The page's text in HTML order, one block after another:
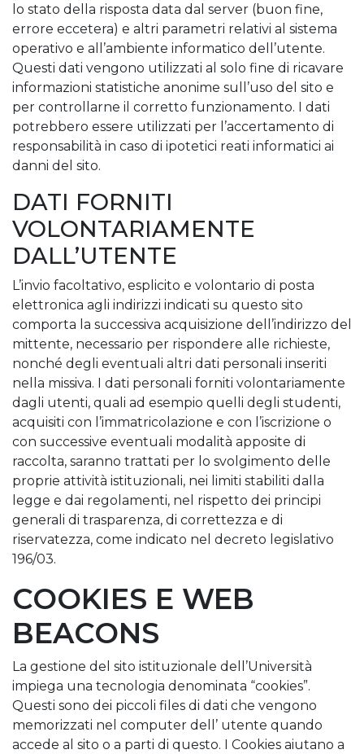
lo stato della risposta data dal server (buon fine,
errore eccetera) e altri parametri relativi al sistema
operativo e all’ambiente informatico dell’utente.
Questi dati vengono utilizzati al solo fine di ricavare
informazioni statistiche anonime sull’uso del sito e
per controllarne il corretto funzionamento. I dati
potrebbero essere utilizzati per l’accertamento di
responsabilità in caso di ipotetici reati informatici ai
danni del sito.
DATI FORNITI
VOLONTARIAMENTE
DALL’UTENTE
L’invio facoltativo, esplicito e volontario di posta
elettronica agli indirizzi indicati su questo sito
comporta la successiva acquisizione dell’indirizzo del
mittente, necessario per rispondere alle richieste,
nonché degli eventuali altri dati personali inseriti
nella missiva. I dati personali forniti volontariamente
dagli utenti, quali ad esempio quelli degli studenti,
acquisiti con l’immatricolazione e con l’iscrizione o
con successive eventuali modalità apposite di
raccolta, saranno trattati per lo svolgimento delle
proprie attività istituzionali, nei limiti stabiliti dalla
legge e dai regolamenti, nel rispetto dei principi
generali di trasparenza, di correttezza e di
riservatezza, come indicato nel decreto legislativo
196/03.
COOKIES E WEB
BEACONS
La gestione del sito istituzionale dell’Università
impiega una tecnologia denominata “cookies”.
Questi sono dei piccoli files di dati che vengono
memorizzati nel computer dell’ utente quando
accede al sito o a parti di questo. I Cookies aiutano a